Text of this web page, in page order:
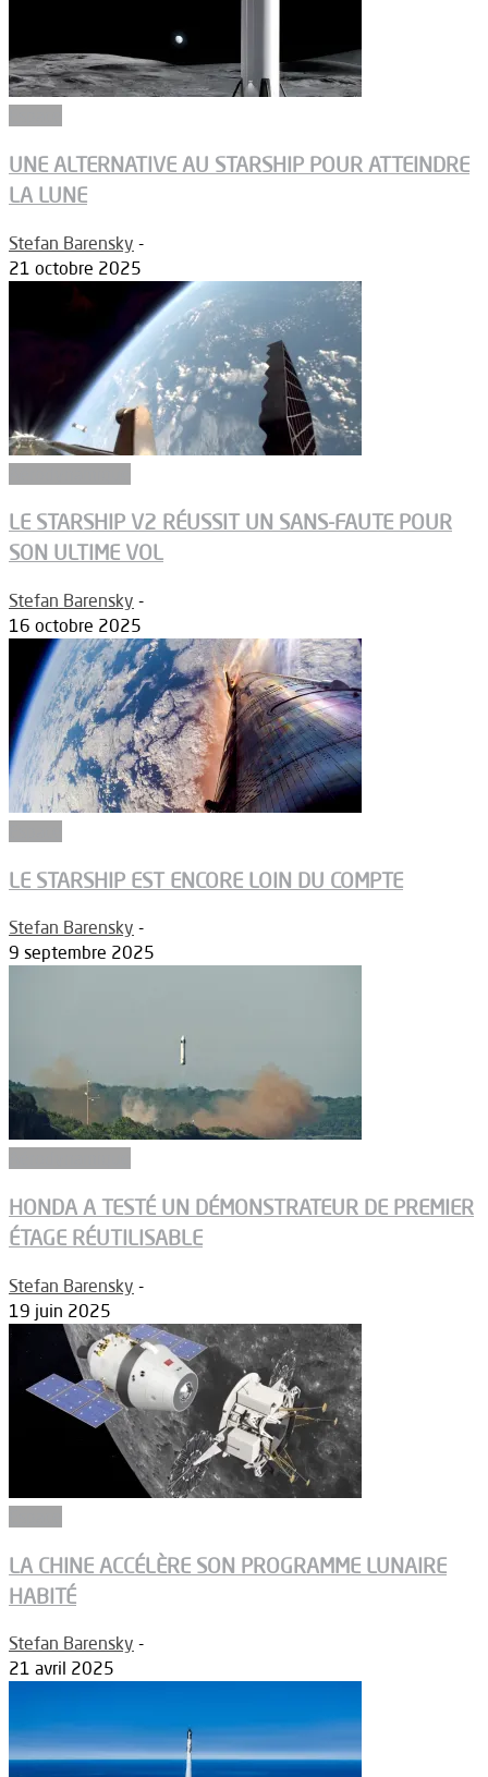
UNE ALTERNATIVE AU STARSHIP POUR ATTEINDRE
LA LUNE
Stefan Barensky -
21 octobre 2025
LE STARSHIP V2 RÉUSSIT UN SANS-FAUTE POUR
SON ULTIME VOL
Stefan Barensky -
16 octobre 2025
LE STARSHIP EST ENCORE LOIN DU COMPTE
Stefan Barensky -
9 septembre 2025
HONDA A TESTÉ UN DÉMONSTRATEUR DE PREMIER
ÉTAGE RÉUTILISABLE
Stefan Barensky -
19 juin 2025
LA CHINE ACCÉLÈRE SON PROGRAMME LUNAIRE
HABITÉ
Stefan Barensky -
21 avril 2025